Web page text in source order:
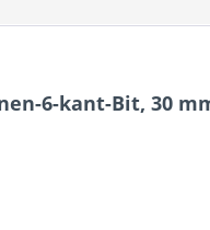
6-kant-Bit, 30